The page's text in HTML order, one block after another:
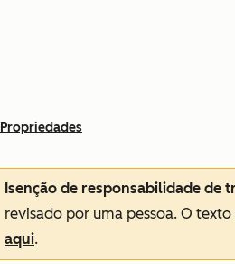
Propriedades
Isenção de responsabilidade de
revisado por uma pessoa. O texto
aqui.